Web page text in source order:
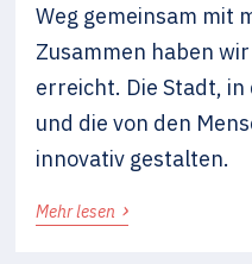
Weg gemeinsam mit
Zusammen haben
erreicht. Die Stadt,
und die von den
innovativ gestalten.
Mehr lesen ›